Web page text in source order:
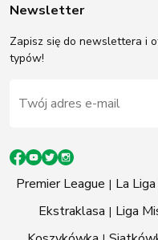
Newsletter
Zapisz się do newslettera i
typów!
Premier League La Liga
Ekstraklasa
Liga